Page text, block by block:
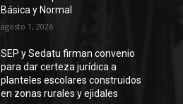
Básica y Normal
agosto 1, 2026
SEP y Sedatu firman convenio
para dar certeza jurídica a
planteles escolares construidos
en zonas rurales y ejidales